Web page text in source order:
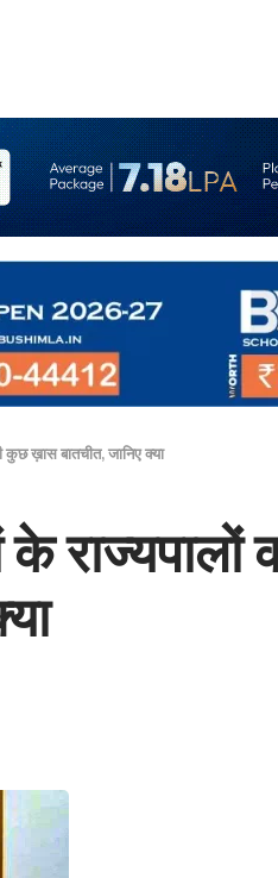
कुछ ख़ास बातचीत, जानिए क्या
के